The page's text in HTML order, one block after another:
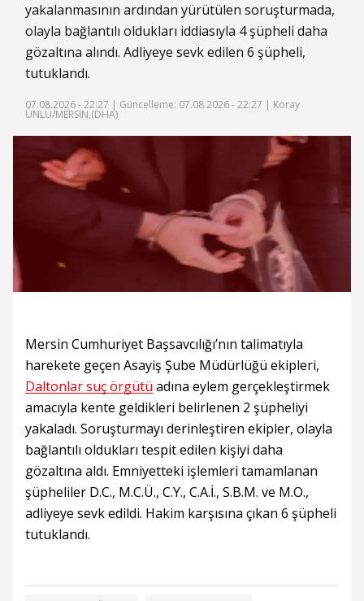
yakalanmasının ardından yürütülen soruşturmada,
olayla bağlantılı oldukları iddiasıyla 4 şüpheli daha
gözaltına alındı. Adliyeye sevk edilen 6 şüpheli,
tutuklandı.
07.08.2026 - 22:27 | Güncelleme: 07.08.2026 - 22:27 | Koray
ÜNLÜ/MERSİN,(DHA)
Mersin Cumhuriyet Başsavcılığı’nın talimatıyla
harekete geçen Asayiş Şube Müdürlüğü ekipleri,
Daltonlar suç örgütü adına eylem gerçekleştirmek
amacıyla kente geldikleri belirlenen 2 şüpheliyi
yakaladı. Soruşturmayı derinleştiren ekipler, olayla
bağlantılı oldukları tespit edilen kişiyi daha
gözaltına aldı. Emniyetteki işlemleri tamamlanan
şüpheliler D.C., M.C.Ü., C.Y., C.A.İ., S.B.M. ve M.O.,
adliyeye sevk edildi. Hakim karşısına çıkan 6 şüpheli
tutuklandı.